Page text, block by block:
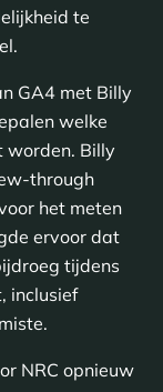
te
GA4 met Billy
welke
worden. Billy
through
het meten
ervoor dat
tijdens
inclusief
NRC opnieuw